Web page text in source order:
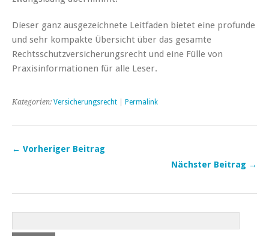
Dieser ganz ausgezeichnete Leitfaden bietet eine profunde
und sehr kompakte Übersicht über das gesamte
Rechtsschutzversicherungsrecht und eine Fülle von
Praxisinformationen für alle Leser.
Kategorien: Versicherungsrecht Permalink
← Vorheriger Beitrag
Nächster Beitrag →